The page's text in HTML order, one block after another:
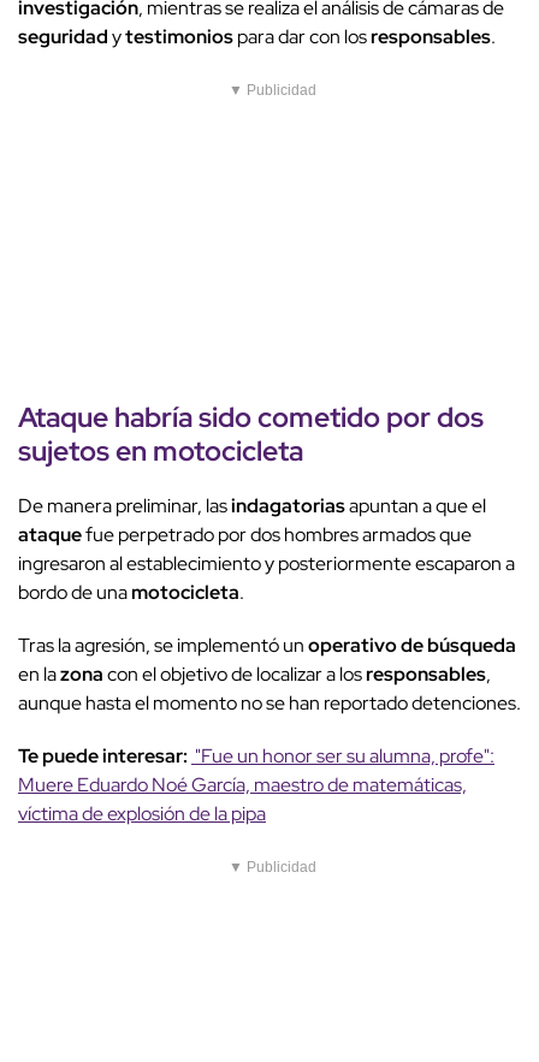
investigación, mientras se realiza el análisis de cámaras de
seguridadytestimoniospara dar con losresponsables.
▼ Publicidad
Ataquehabría sido cometido pordos
sujetosen motocicleta
De manera preliminar, lasindagatoriasapuntan a que el
ataquefue perpetrado por dos hombres armados que
ingresaron al establecimiento y posteriormente escaparon a
bordo de unamotocicleta.
Tras la agresión, se implementó unoperativo de búsqueda
en lazonacon el objetivo de localizar a losresponsables,
aunque hasta el momento no se han reportado detenciones.
Te puede interesar: "Fue un honor ser su alumna, profe":
Muere Eduardo Noé García, maestro de matemáticas,
víctima de explosión de la pipa
▼ Publicidad